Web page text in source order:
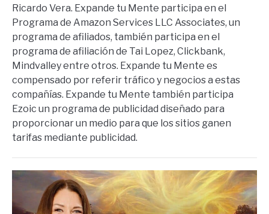
Ricardo Vera. Expande tu Mente participa en el
Programa de Amazon Services LLC Associates, un
programa de afiliados, también participa en el
programa de afiliación de Tai Lopez, Clickbank,
Mindvalley entre otros. Expande tu Mente es
compensado por referir tráfico y negocios a estas
compañías. Expande tu Mente también participa
Ezoic un programa de publicidad diseñado para
proporcionar un medio para que los sitios ganen
tarifas mediante publicidad.